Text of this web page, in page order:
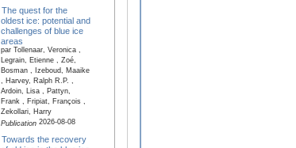
The quest for the
oldest ice: potential and
challenges of blue ice
areas
par Tollenaar, Veronica ,
Legrain, Etienne , Zoé,
Bosman , Izeboud, Maaike
, Harvey, Ralph R.P. ,
Ardoin, Lisa , Pattyn,
Frank , Fripiat, François ,
Zekollari, Harry
Publication2026-08-08
Towards the recovery